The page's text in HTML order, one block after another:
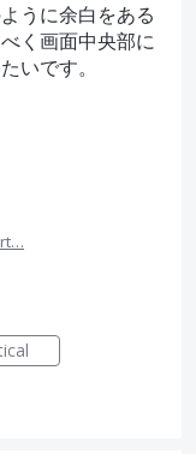
うに余白をある
く画面中央部に
いです。